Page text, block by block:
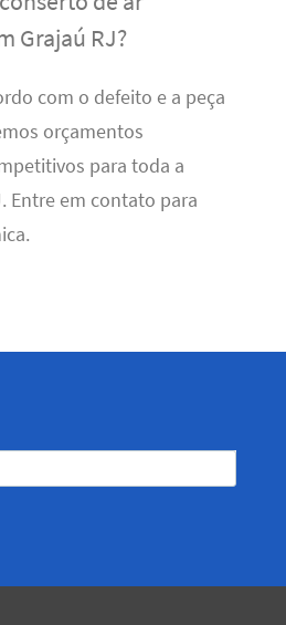
Grajaú RJ?
com o defeito e a peça
orçamentos
para toda a
Entre em contato para